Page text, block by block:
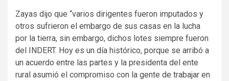
Zayas dijo que “varios dirigentes fueron imputados y
otros sufrieron el embargo de sus casas en la lucha
por la tierra, sin embargo, dichos lotes siempre fueron
del INDERT. Hoy es un día histórico, porque se arribó a
un acuerdo entre las partes y la presidenta del ente
rural asumió el compromiso con la gente de trabajar en